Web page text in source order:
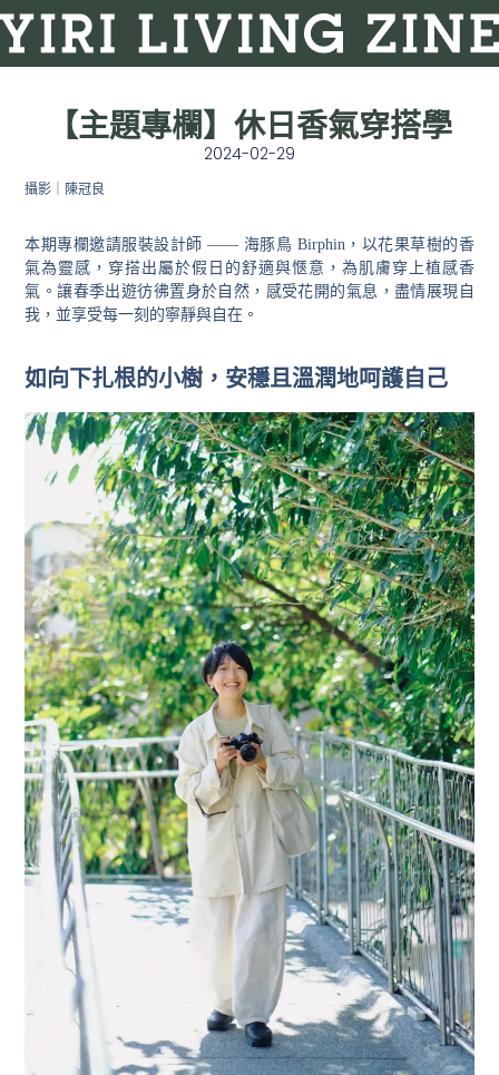
【主題專欄】休日香氣穿搭學
2024-02-29
攝影｜陳冠良
本期專欄邀請服裝設計師 —— 海豚鳥 Birphin，以花果草樹的香
氣為靈感，穿搭出屬於假日的舒適與愜意，為肌膚穿上植感香
氣。讓春季出遊彷彿置身於自然，感受花開的氣息，盡情展現自
我，並享受每一刻的寧靜與自在。
如向下扎根的小樹，安穩且溫潤地呵護自己